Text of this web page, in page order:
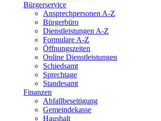
Bürgerservice
Ansprechpersonen A-Z
Bürgerbüro
Dienstleistungen A-Z
Formulare A-Z
Öffnungszeiten
Online Dienstleistungen
Schiedsamt
Sprechtage
Standesamt
Finanzen
Abfallbeseitigung
Gemeindekasse
Haushalt